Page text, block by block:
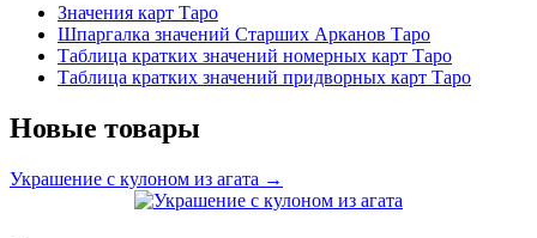
Значения карт Таро
Шпаргалка значений Старших Арканов Таро
Таблица кратких значений номерных карт Таро
Таблица кратких значений придворных карт Таро
Новые товары
Украшение с кулоном из агата →